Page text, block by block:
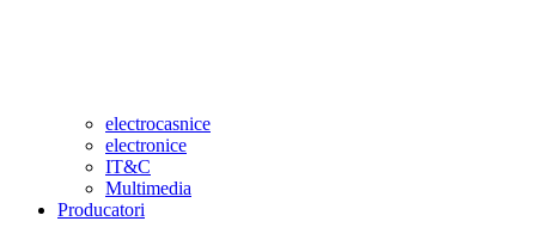
electrocasnice
electronice
IT&C
Multimedia
Producatori